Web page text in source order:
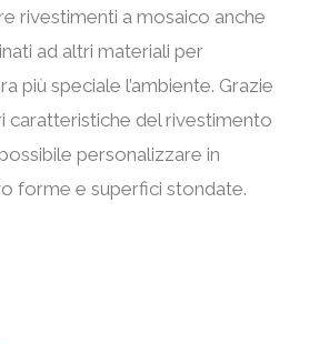
rivestimenti a mosaico anche
ad altri materiali per
più speciale l’ambiente. Grazie
caratteristiche del rivestimento
personalizzare in
forme e superfici stondate.